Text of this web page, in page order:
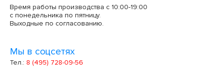
Время работы производства с 10:00-19:00
с понедельника по пятницу.
Выходные по согласованию.
Мы в соцсетях
Тел.: 8 (495) 728-09-56